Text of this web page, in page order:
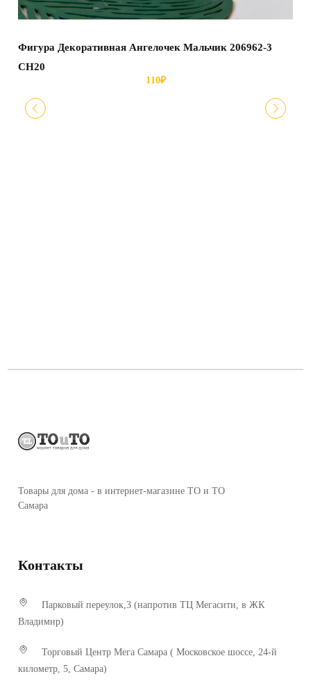
Фигура Декоративная Ангелочек Мальчик 206962-3
СН20
110₽
Товары для дома - в интернет-магазине ТО и ТО
Самара
Контакты
Парковый переулок,3 (напротив ТЦ Мегасити, в ЖК
Владимир)
Торговый Центр Мега Самара ( Московское шоссе, 24-й
километр, 5, Самара)